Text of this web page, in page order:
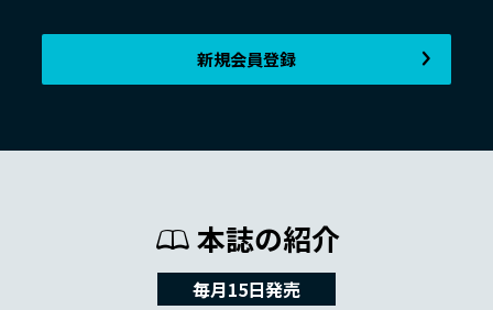
新規会員登録
本誌の紹介
毎月15日発売